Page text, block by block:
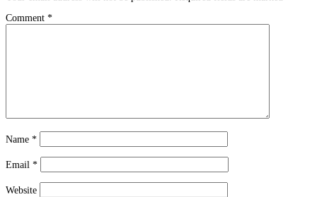
Comment *
Name *
Email *
Website